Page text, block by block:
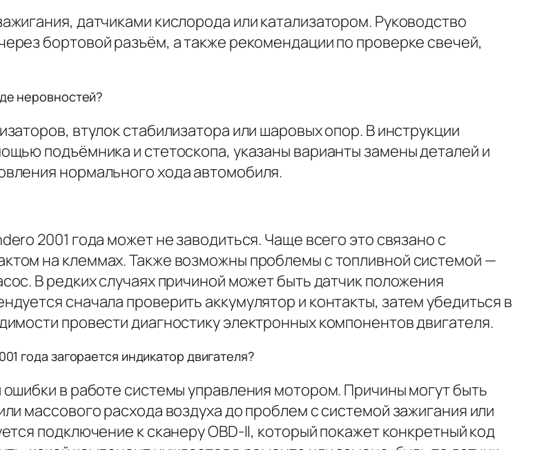
датчиками кислорода или катализатором. Руководство
бортовой разъём, а также рекомендации по проверке свечей,
неровностей?
втулок стабилизатора или шаровых опор. В инструкции
подъёмника и стетоскопа, указаны варианты замены деталей и
нормального хода автомобиля.
2001 года может не заводиться. Чаще всего это связано с
на клеммах. Также возможны проблемы с топливной системой —
В редких случаях причиной может быть датчик положения
сначала проверить аккумулятор и контакты, затем убедиться в
провести диагностику электронных компонентов двигателя.
года загорается индикатор двигателя?
в работе системы управления мотором. Причины могут быть
массового расхода воздуха до проблем с системой зажигания или
подключение к сканеру OBD-II, который покажет конкретный код